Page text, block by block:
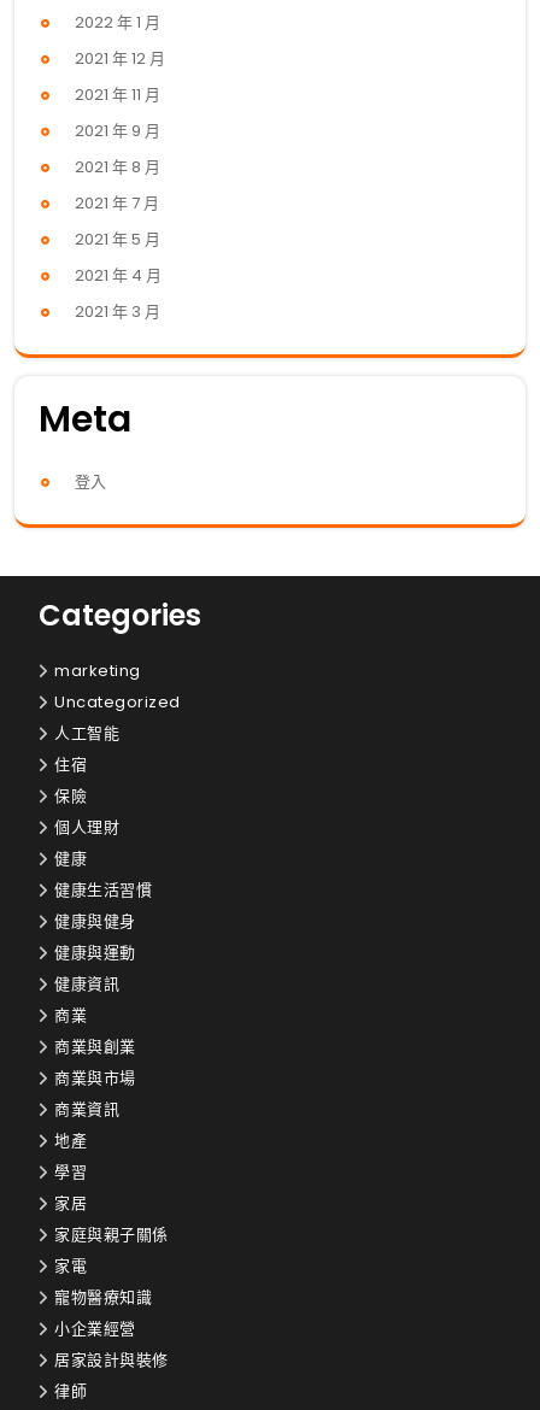
2022 年 1 月
2021 年 12 月
2021 年 11 月
2021 年 9 月
2021 年 8 月
2021 年 7 月
2021 年 5 月
2021 年 4 月
2021 年 3 月
Meta
登入
Categories
marketing
Uncategorized
人工智能
住宿
保險
個人理財
健康
健康生活習慣
健康與健身
健康與運動
健康資訊
商業
商業與創業
商業與市場
商業資訊
地產
學習
家居
家庭與親子關係
家電
寵物醫療知識
小企業經營
居家設計與裝修
律師